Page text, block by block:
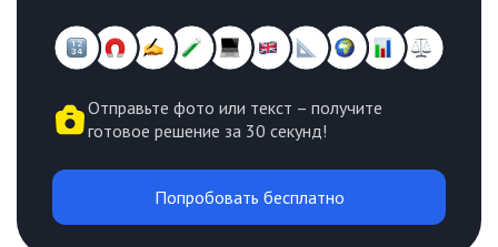
Отправьте фото или текст – получите
готовое решение за 30 секунд!
Попробовать бесплатно